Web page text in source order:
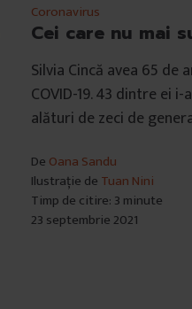
Coronavirus
Cei care nu mai
Silvia Cincă avea 65 de
COVID-19. 43 dintre ei
alături de zeci de
De Oana Sandu
Ilustrație de Tuan Nini
Timp de citire: 3 minute
23 septembrie 2021